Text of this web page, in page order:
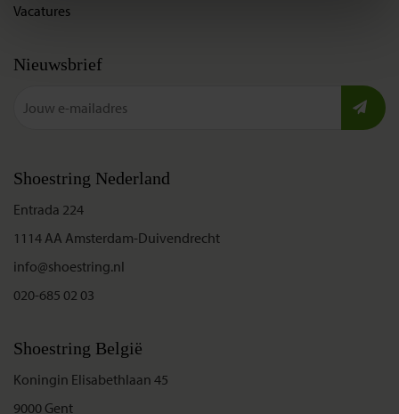
Vacatures
Nieuwsbrief
Shoestring Nederland
Entrada 224
1114 AA Amsterdam-Duivendrecht
info@shoestring.nl
020-685 02 03
Shoestring België
Koningin Elisabethlaan 45
9000 Gent